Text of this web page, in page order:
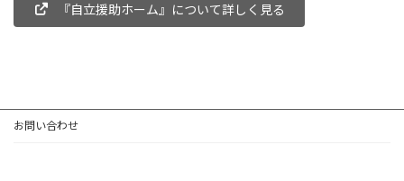
『自立援助ホーム』について詳しく見る
お問い合わせ